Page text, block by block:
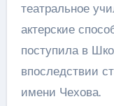
театральное
актерские
поступила в
впоследствии
имени Чехова.